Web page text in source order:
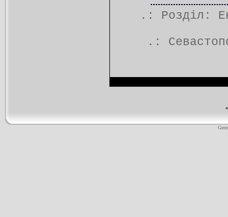
.: Розділ:
.: